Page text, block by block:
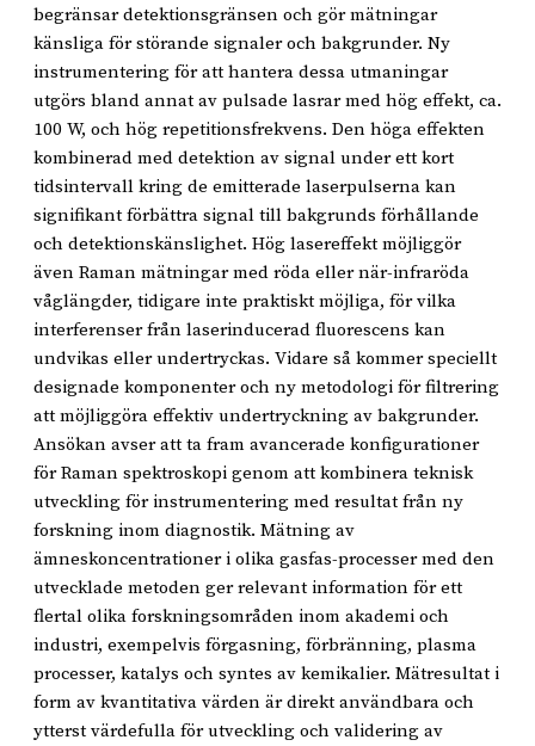
begränsar detektionsgränsen och gör mätningar
känsliga för störande signaler och bakgrunder. Ny
instrumentering för att hantera dessa utmaningar
utgörs bland annat av pulsade lasrar med hög effekt, ca.
100 W, och hög repetitionsfrekvens. Den höga effekten
kombinerad med detektion av signal under ett kort
tidsintervall kring de emitterade laserpulserna kan
signifikant förbättra signal till bakgrunds förhållande
och detektionskänslighet. Hög lasereffekt möjliggör
även Raman mätningar med röda eller när-infraröda
våglängder, tidigare inte praktiskt möjliga, för vilka
interferenser från laserinducerad fluorescens kan
undvikas eller undertryckas. Vidare så kommer speciellt
designade komponenter och ny metodologi för filtrering
att möjliggöra effektiv undertryckning av bakgrunder.
Ansökan avser att ta fram avancerade konfigurationer
för Raman spektroskopi genom att kombinera teknisk
utveckling för instrumentering med resultat från ny
forskning inom diagnostik. Mätning av
ämneskoncentrationer i olika gasfas-processer med den
utvecklade metoden ger relevant information för ett
flertal olika forskningsområden inom akademi och
industri, exempelvis förgasning, förbränning, plasma
processer, katalys och syntes av kemikalier. Mätresultat i
form av kvantitativa värden är direkt användbara och
ytterst värdefulla för utveckling och validering av